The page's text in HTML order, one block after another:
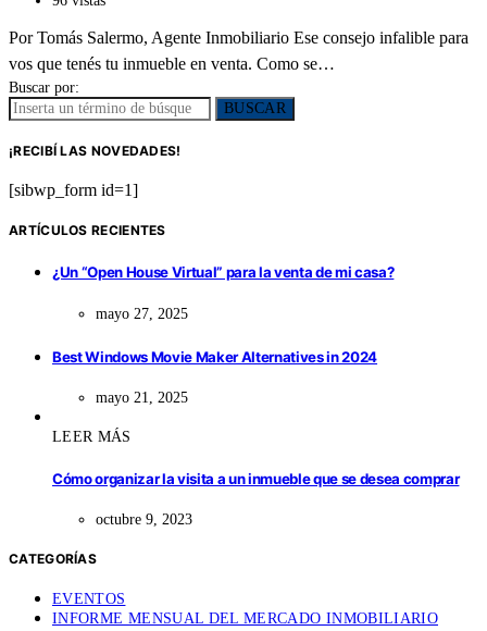
Por Tomás Salermo, Agente Inmobiliario Ese consejo infalible para
vos que tenés tu inmueble en venta. Como se…
Buscar por:
BUSCAR
¡RECIBÍ LAS NOVEDADES!
[sibwp_form id=1]
ARTÍCULOS RECIENTES
¿Un “Open House Virtual” para la venta de mi casa?
mayo 27, 2025
Best Windows Movie Maker Alternatives in 2024
mayo 21, 2025
LEER MÁS
Cómo organizar la visita a un inmueble que se desea comprar
octubre 9, 2023
CATEGORÍAS
EVENTOS
INFORME MENSUAL DEL MERCADO INMOBILIARIO